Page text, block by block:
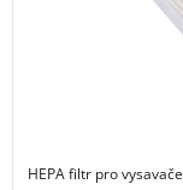
HEPA filtr pro vysavače